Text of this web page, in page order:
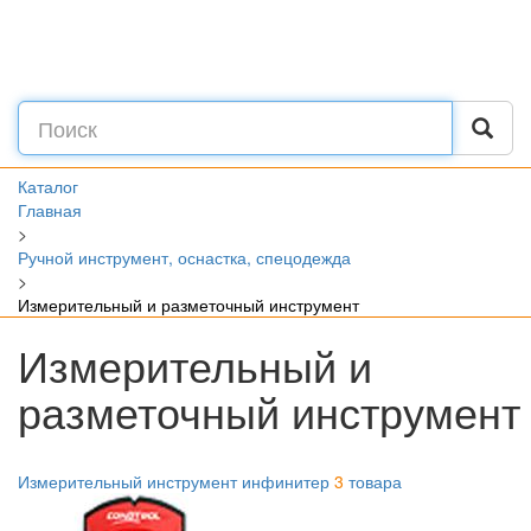
Каталог
Главная
>
Ручной инструмент, оснастка, спецодежда
>
Измерительный и разметочный инструмент
Измерительный и
разметочный инструмент
Измерительный инструмент инфинитер 3 товара